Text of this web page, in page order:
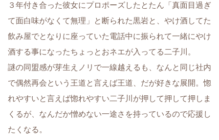
３年付き合った彼女にプロポーズしたとたん「真面目過ぎ
て面白味がなくて無理」と断られた黒岩と、やけ酒してた
飲み屋でとなりに座っていた電話中に振られて一緒にやけ
酒する事になったちょっとおネエが入ってる二子川。
謎の同盟感が芽生えノリで一線越えるも、なんと同じ社内
で偶然再会という王道と言えば王道、だが好きな展開。惚
れやすいと言えば惚れやすい二子川が押して押して押しま
くるが、なんだか憎めない一途さを持っているので応援し
たくなる。